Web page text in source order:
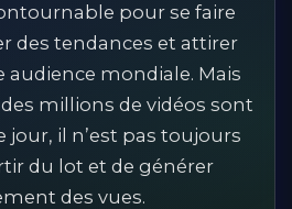
pour se faire
des tendances et attirer
audience mondiale. Mais
millions de vidéos sont
jour, il n’est pas toujours
du lot et de générer
des vues.